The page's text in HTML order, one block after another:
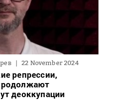
22 November 2024
репрессии,
деоккупации